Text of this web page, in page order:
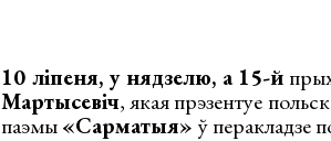
10 ліпеня, у нядзелю, а 15-й
Мартысевіч, якая прэзентуе
паэмы«Сарматыя» ў перакладзе